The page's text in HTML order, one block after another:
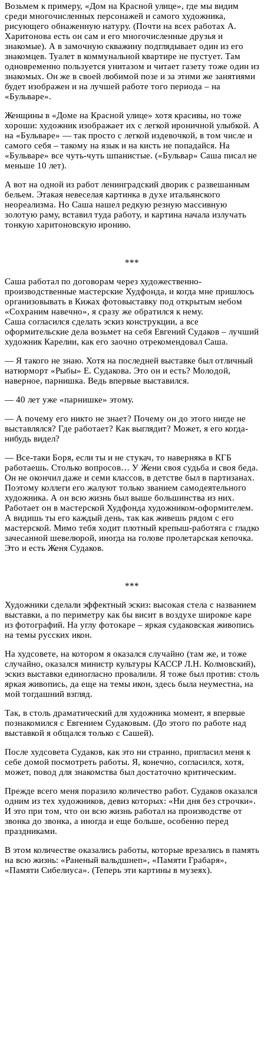
Возьмем к примеру, «Дом на Красной улице», где мы видим
среди многочисленных персонажей и самого художника,
рисующего обнаженную натуру. (Почти на всех работах А.
Харитонова есть он сам и его многочисленные друзья и
знакомые). А в замочную скважину подглядывает один из его
знакомцев. Туалет в коммунальной квартире не пустует. Там
одновременно пользуется унитазом и читает газету тоже один из
знакомых. Он же в своей любимой позе и за этими же занятиями
будет изображен и на лучшей работе того периода – на
«Бульваре».
Женщины в «Доме на Красной улице» хотя красивы, но тоже
хороши: художник изображает их с легкой ироничной улыбкой. А
на «Бульваре» — так просто с легкой издевочкой, в том числе и
самого себя – такому на язык и на кисть не попадайся. На
«Бульваре» все чуть-чуть шпанистые. («Бульвар» Саша писал не
меньше 10 лет).
А вот на одной из работ ленинградский дворик с развешанным
бельем. Этакая невеселая картинка в духе итальянского
неореализма. Но Саша нашел редкую резную массивную
золотую раму, вставил туда работу, и картина начала излучать
тонкую харитоновскую иронию.
***
Саша работал по договорам через художественно-
производственные мастерские Худфонда, и когда мне пришлось
организовывать в Кижах фотовыставку под открытым небом
«Сохраним навечно», я сразу же обратился к нему.
Саша согласился сделать эскиз конструкции, а все
оформительские дела возьмет на себя Евгений Судаков – лучший
художник Карелии, как его заочно отрекомендовал Саша.
— Я такого не знаю. Хотя на последней выставке был отличный
натюрморт «Рыбы» Е. Судакова. Это он и есть? Молодой,
наверное, парнишка. Ведь впервые выставился.
— 40 лет уже «парнишке» этому.
— А почему его никто не знает? Почему он до этого нигде не
выставлялся? Где работает? Как выглядит? Может, я его когда-
нибудь видел?
— Все-таки Боря, если ты и не стукач, то наверняка в КГБ
работаешь. Столько вопросов… У Жени своя судьба и своя беда.
Он не окончил даже и семи классов, в детстве был в партизанах.
Поэтому коллеги его жалуют только званием самодеятельного
художника. А он всю жизнь был выше большинства из них.
Работает он в мастерской Худфонда художником-оформителем.
А видишь ты его каждый день, так как живешь рядом с его
мастерской. Мимо тебя ходит плотный крепыш-работяга с гладко
зачесанной шевелюрой, иногда на голове пролетарская кепочка.
Это и есть Женя Судаков.
***
Художники сделали эффектный эскиз: высокая стела с названием
выставки, а по периметру как бы висит в воздухе широкое каре
из фотографий. На углу фотокаре – яркая судаковская живопись
на темы русских икон.
На худсовете, на котором я оказался случайно (там же, и тоже
случайно, оказался министр культуры КАССР Л.Н. Колмовский),
эскиз выставки единогласно провалили. Я тоже был против: столь
яркая живопись, да еще на темы икон, здесь была неуместна, на
мой тогдашний взгляд.
Так, в столь драматический для художника момент, я впервые
познакомился с Евгением Судаковым. (До этого по работе над
выставкой я общался только с Сашей).
После худсовета Судаков, как это ни странно, пригласил меня к
себе домой посмотреть работы. Я, конечно, согласился, хотя,
может, повод для знакомства был достаточно критическим.
Прежде всего меня поразило количество работ. Судаков оказался
одним из тех художников, девиз которых: «Ни дня без строчки».
И это при том, что он всю жизнь работал на производстве от
звонка до звонка, а иногда и еще больше, особенно перед
праздниками.
В этом количестве оказались работы, которые врезались в память
на всю жизнь: «Раненый вальдшнеп», «Памяти Грабаря»,
«Памяти Сибелиуса». (Теперь эти картины в музеях).